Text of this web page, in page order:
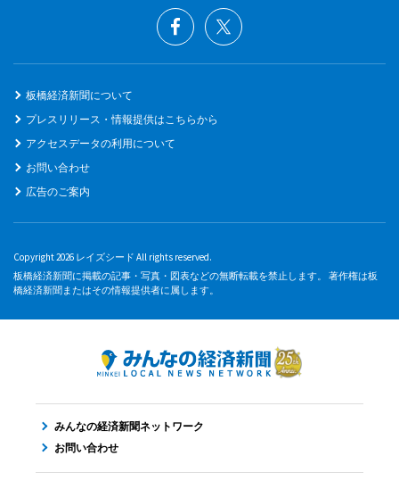
板橋経済新聞について
プレスリリース・情報提供はこちらから
アクセスデータの利用について
お問い合わせ
広告のご案内
Copyright 2026 レイズシード All rights reserved.
板橋経済新聞に掲載の記事・写真・図表などの無断転載を禁止します。 著作権は板
橋経済新聞またはその情報提供者に属します。
みんなの経済新聞ネットワーク
お問い合わせ